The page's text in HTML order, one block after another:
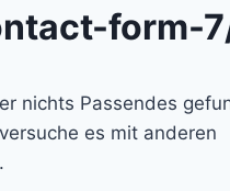
form-
nichts Passendes
es mit anderen